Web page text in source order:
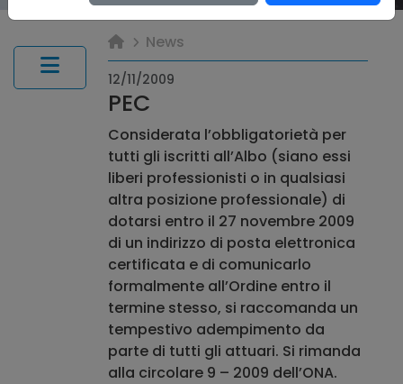
News
12/11/2009
PEC
Considerata l’obbligatorietà per
tutti gli iscritti all’Albo (siano essi
liberi professionisti o in qualsiasi
altra posizione professionale) di
dotarsi entro il 27 novembre 2009
di un indirizzo di posta elettronica
certificata e di comunicarlo
formalmente all’Ordine entro il
termine stesso, si raccomanda un
tempestivo adempimento da
parte di tutti gli attuari. Si rimanda
alla circolare 9 – 2009 dell’ONA.